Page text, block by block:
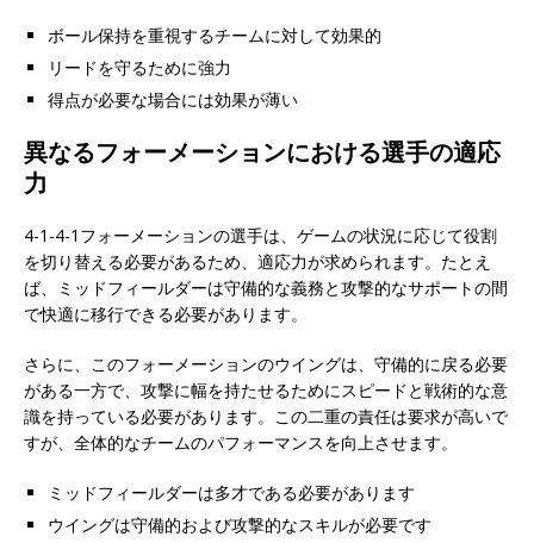
ボール保持を重視するチームに対して効果的
リードを守るために強力
得点が必要な場合には効果が薄い
異なるフォーメーションにおける選手の適応
力
4-1-4-1フォーメーションの選手は、ゲームの状況に応じて役割
を切り替える必要があるため、適応力が求められます。たとえ
ば、ミッドフィールダーは守備的な義務と攻撃的なサポートの間
で快適に移行できる必要があります。
さらに、このフォーメーションのウイングは、守備的に戻る必要
がある一方で、攻撃に幅を持たせるためにスピードと戦術的な意
識を持っている必要があります。この二重の責任は要求が高いで
すが、全体的なチームのパフォーマンスを向上させます。
ミッドフィールダーは多才である必要があります
ウイングは守備的および攻撃的なスキルが必要です